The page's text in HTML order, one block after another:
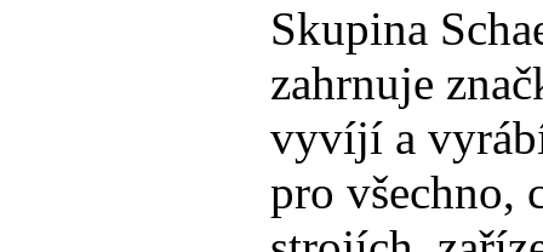
Skupina
zahrnuje
vyvíjí a
pro všechno,